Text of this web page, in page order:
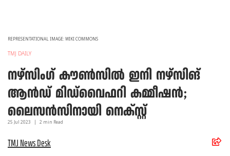
REPRESENTATIONAL IMAGE: WIKI COMMONS
TMJ DAILY
നഴ്സിംഗ് കൗണ്‍സില്‍ ഇനി നഴ്‌സിങ്
ആന്‍ഡ് മിഡ്‌വൈഫറി കമ്മീഷന്‍;
ലൈസന്‍സിനായി നെക്സ്റ്റ്
25 Jul 2023 2 min Read
TMJ News Desk